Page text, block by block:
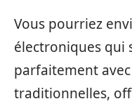
Vous pourriez
électroniques qui
parfaitement
traditionnelles,